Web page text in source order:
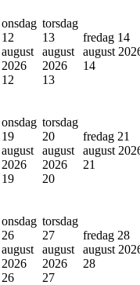
onsdag
12
august
2026
12
torsdag
13
august
2026
13
fredag 14
august
14
onsdag
19
august
2026
19
torsdag
20
august
2026
20
fredag 21
august
21
onsdag
26
august
2026
26
torsdag
27
august
2026
27
fredag 28
august
28